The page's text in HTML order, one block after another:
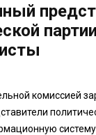
комиссией